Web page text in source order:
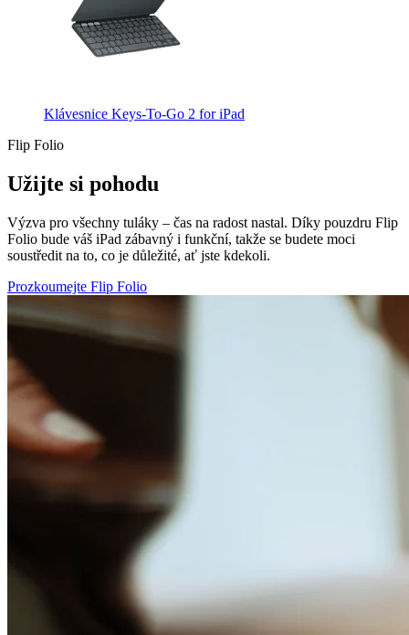
Klávesnice Keys-To-Go 2 for iPad
Flip Folio
Užijte si pohodu
Výzva pro všechny tuláky – čas na radost nastal. Díky pouzdru Flip
Folio bude váš iPad zábavný i funkční, takže se budete moci
soustředit na to, co je důležité, ať jste kdekoli.
Prozkoumejte Flip Folio